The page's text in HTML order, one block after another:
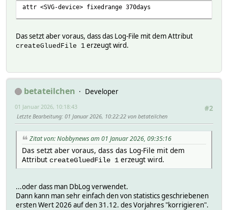
attr <SVG-device> fixedrange 370days
Das setzt aber voraus, dass das Log-File mit dem Attribut
createGluedFile 1 erzeugt wird.
betateilchen
Developer
#2
01 Januar 2026, 10:18:43
Letzte Bearbeitung: 01 Januar 2026, 10:22:22 von betateilchen
Zitat von: Nobbynews am 01 Januar 2026, 09:35:16
Das setzt aber voraus, dass das Log-File mit dem
Attribut createGluedFile 1 erzeugt wird.
...oder dass man DbLog verwendet.
Dann kann man sehr einfach den von statistics geschriebenen
ersten Wert 2026 auf den 31.12. des Vorjahres "korrigieren".